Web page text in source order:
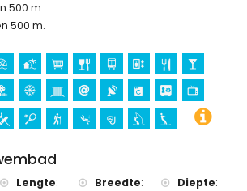
met uitzondering van de maanden juli
500 m.
500 m.
Lengte:
Breedte:
Diepte: